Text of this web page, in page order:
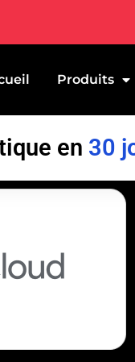
Produits
en 30